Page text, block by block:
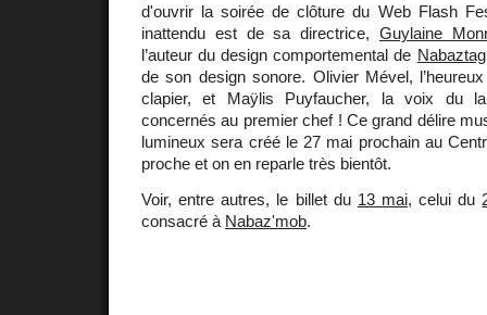
d'ouvrir la soirée de clôture du Web Flash
inattendu est de sa directrice, Guylaine
l’auteur du design comportemental de Nabaztag
de son design sonore. Olivier Mével,
clapier, et Maÿlis Puyfaucher, la voix du
concernés au premier chef ! Ce grand délire
lumineux sera créé le 27 mai prochain au
proche et on en reparle très bientôt.
Voir, entre autres, le billet du 13 mai, celui du
consacré à Nabaz'mob.